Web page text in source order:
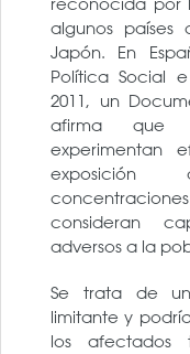
algunos países
Japón. En
Política Social
2011, un
afirma que
experimentan
consideran
adversos a la
Se trata de
limitante y
los afectados